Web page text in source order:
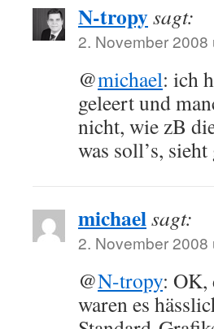
N-tropysagt:
2. November
@michael: ich
geleert und
nicht, wie zB
was soll’s,
michaelsagt:
2. November
@N-tropy: OK,
waren es